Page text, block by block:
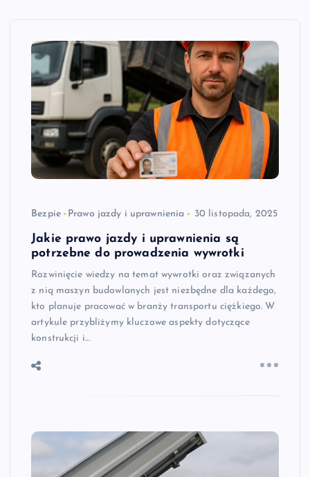
Bezpie Prawo jazdy i uprawnienia 30 listopada, 2025
Jakie prawo jazdy i uprawnienia są
potrzebne do prowadzenia wywrotki
Rozwinięcie wiedzy na temat wywrotki oraz związanych
z nią maszyn budowlanych jest niezbędne dla każdego,
kto planuje pracować w branży transportu ciężkiego. W
artykule przybliżymy kluczowe aspekty dotyczące
konstrukcji i…